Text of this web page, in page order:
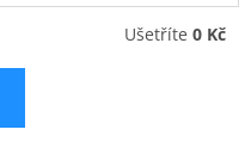
Ušetříte 0 Kč